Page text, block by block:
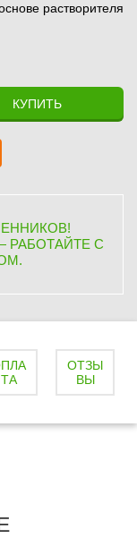
растворителя
КУПИТЬ
a
s
s
РАБОТАЙТЕ С
ТА
ОТЗЫ
ВЫ